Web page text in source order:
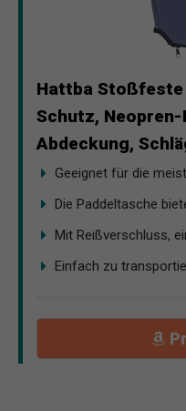
Hattba
Schutz,
Abdeckung,
Geeignet für die
Die Paddeltasche
Mit Reißverschluss,
Einfach zu